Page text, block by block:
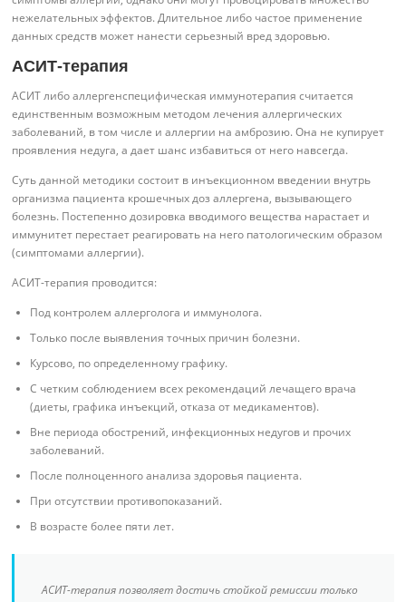
нежелательных эффектов. Длительное либо частое применение
данных средств может нанести серьезный вред здоровью.
АСИТ-терапия
АСИТ либо аллергенспецифическая иммунотерапия считается
единственным возможным методом лечения аллергических
заболеваний, в том числе и аллергии на амброзию. Она не купирует
проявления недуга, а дает шанс избавиться от него навсегда.
Суть данной методики состоит в инъекционном введении внутрь
организма пациента крошечных доз аллергена, вызывающего
болезнь. Постепенно дозировка вводимого вещества нарастает и
иммунитет перестает реагировать на него патологическим образом
(симптомами аллергии).
АСИТ-терапия проводится:
Под контролем аллерголога и иммунолога.
Только после выявления точных причин болезни.
Курсово, по определенному графику.
С четким соблюдением всех рекомендаций лечащего врача
(диеты, графика инъекций, отказа от медикаментов).
Вне периода обострений, инфекционных недугов и прочих
заболеваний.
После полноценного анализа здоровья пациента.
При отсутствии противопоказаний.
В возрасте более пяти лет.
АСИТ-терапия позволяет достичь стойкой ремиссии только